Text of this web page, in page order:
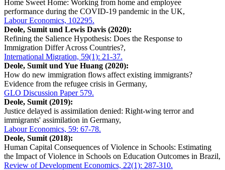
Home Sweet Home: Working from home and employee
performance during the COVID-19 pandemic in the UK,
Labour Economics, 102295.
Deole, Sumit und Lewis Davis (2020):
Refining the Salience Hypothesis: Does the Response to
Immigration Differ Across Countries?,
International Migration, 59(1): 21-37.
Deole, Sumit und Yue Huang (2020):
How do new immigration flows affect existing immigrants?
Evidence from the refugee crisis in Germany,
GLO Discussion Paper 579.
Deole, Sumit (2019):
Justice delayed is assimilation denied: Right-wing terror and
immigrants' assimilation in Germany,
Labour Economics, 59: 67-78.
Deole, Sumit (2018):
Human Capital Consequences of Violence in Schools: Estimating
the Impact of Violence in Schools on Education Outcomes in Brazil,
Review of Development Economics, 22(1): 287-310.